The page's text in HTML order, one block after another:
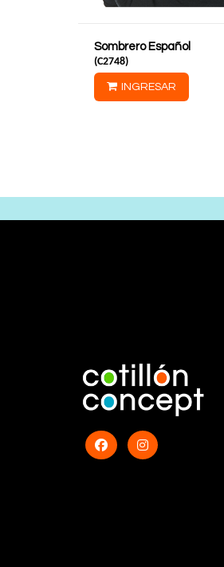
Sombrero Español
(C2748)
INGRESAR